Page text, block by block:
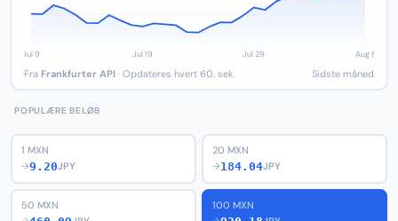
Fra Frankfurter API · Opdateres hvert 60. sek. Sidste måned
POPULÆRE BELØB
1 MXN
→9.20JPY
20 MXN
→184.04JPY
50 MXN
100 MXN